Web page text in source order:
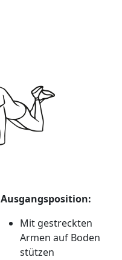
Ausgangsposition:
Mit gestreckten
Armen auf Boden
stützen